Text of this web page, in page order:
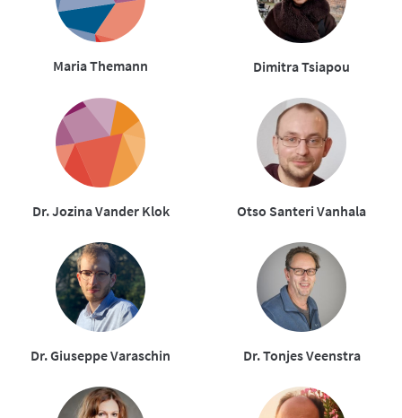
Maria Themann Dimitra Tsiapou
Dr. Jozina Vander Klok Otso Santeri Vanhala
Dr. Giuseppe Varaschin Dr. Tonjes Veenstra